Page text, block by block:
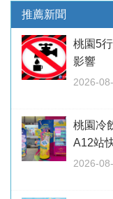
推薦新聞
桃園5
影響
2026-
桃園冷
A12站
2026-